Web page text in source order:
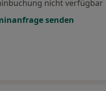
nicht verfügbar
senden